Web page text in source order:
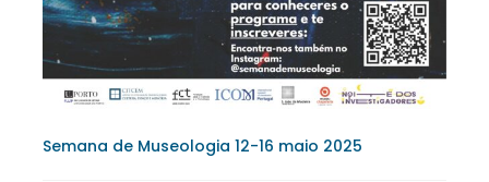
Semana de Museologia 12-16 maio 2025